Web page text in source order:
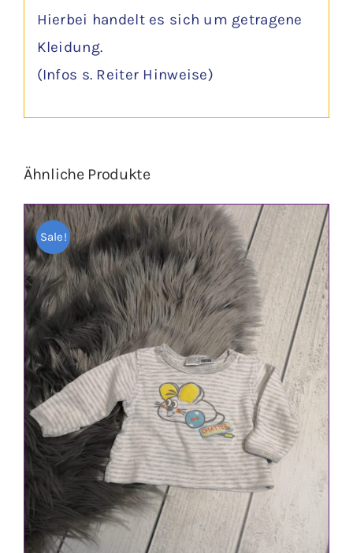
Hierbei handelt es sich um getragene
Kleidung.
(Infos s. Reiter Hinweise)
Ähnliche Produkte
Sale!